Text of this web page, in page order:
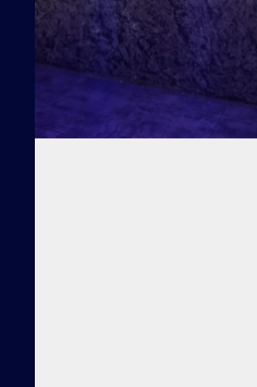
Заказать